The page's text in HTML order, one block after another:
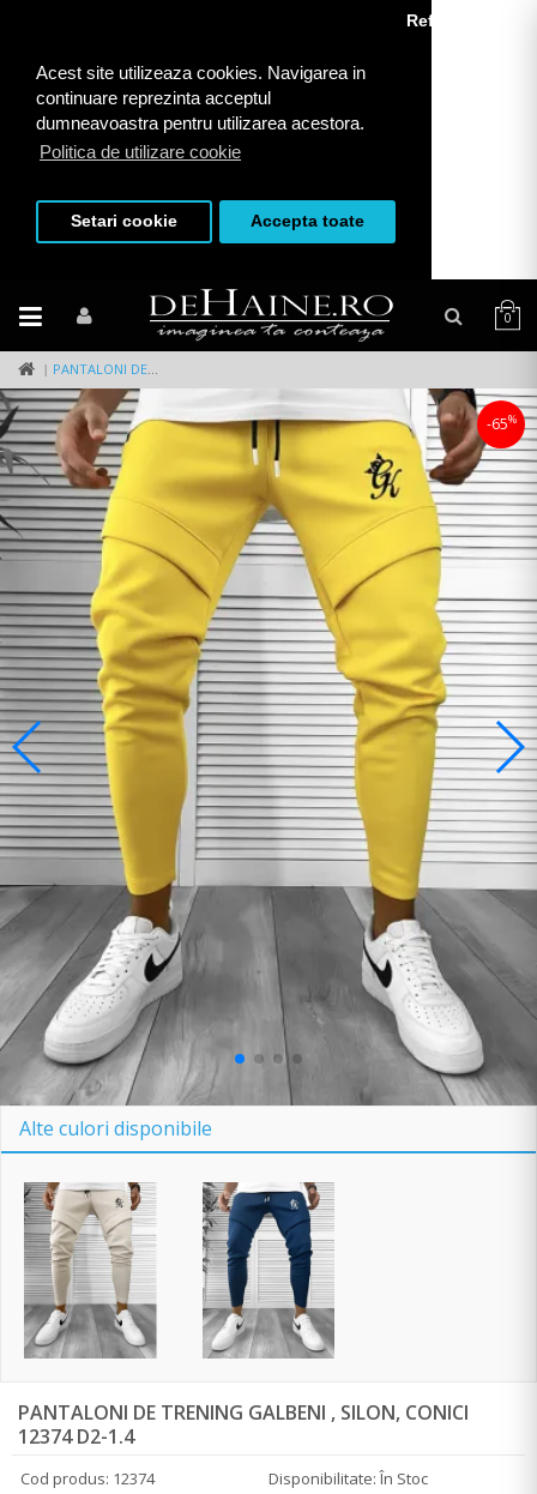
Acest site utilizeaza cookies. Navigarea in
continuare reprezinta acceptul
dumneavoastra pentru utilizarea acestora.
Politica de utilizare cookie
Refuza toate
Setari cookie Accepta toate
0
PANTALONI DE TRENING GALBENI , SILON, CONICI 12374 D2-1.4
-65%
Alte culori disponibile
PANTALONI DE TRENING GALBENI , SILON, CONICI
12374 D2-1.4
Cod produs: 12374 Disponibilitate: În Stoc